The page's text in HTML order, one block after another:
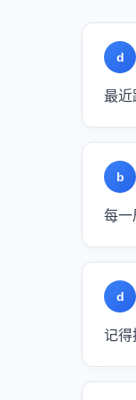
d
最近
b
每一
d
记得